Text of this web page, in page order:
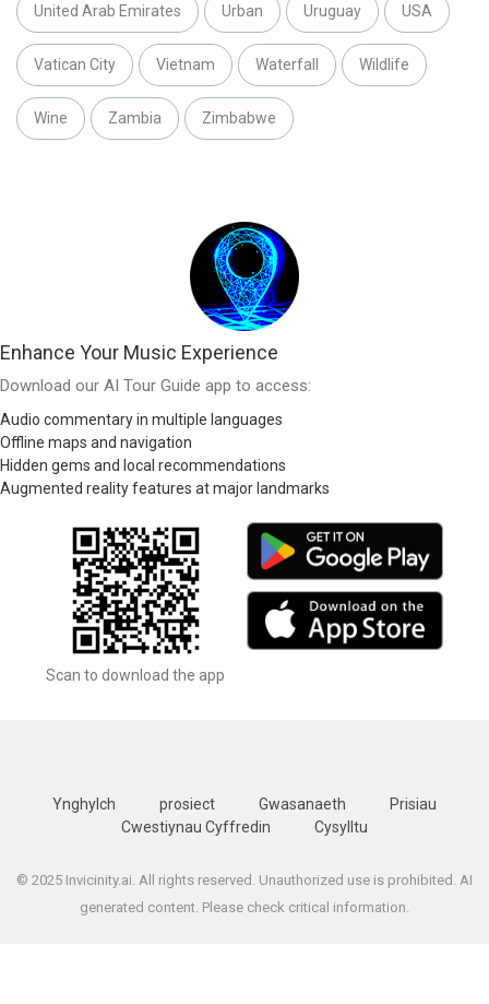
United Arab Emirates Urban Uruguay USA
Vatican City Vietnam Waterfall Wildlife
Wine Zambia Zimbabwe
Enhance Your Music Experience
Download our AI Tour Guide app to access:
Audio commentary in multiple languages
Offline maps and navigation
Hidden gems and local recommendations
Augmented reality features at major landmarks
Scan to download the app
Ynghylch prosiect Gwasanaeth
Prisiau
Cwestiynau Cyffredin
Cysylltu
© 2025 Invicinity.ai. All rights reserved. Unauthorized use is prohibited. AI
generated content. Please check critical information.